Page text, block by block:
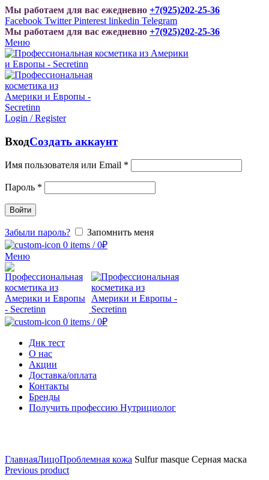
Мы работаем для вас ежедневно +7(925)202-25-36
Facebook Twitter Pinterest linkedin Telegram
Мы работаем для вас ежедневно +7(925)202-25-36
Меню
Login / Register
ВходСоздать аккаунт
Имя пользователя или Email *
Пароль *
Войти
Забыли пароль?
Запомнить меня
0 items / 0₽
Меню
0 items / 0₽
Днк тест
О нас
Акции
Доставка/оплата
Контакты
Бренды
Получить профессию Нутрициолог
ГлавнаяЛицоПроблемная кожа Sulfur masque Серная маска
Previous product